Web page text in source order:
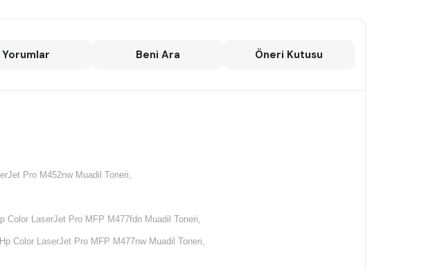
Yorumlar Beni Ara Öneri Kutusu
Pro M452nw Muadil Toneri,
Color LaserJet Pro MFP M477fdn Muadil Toneri,
Hp Color LaserJet Pro MFP M477nw Muadil Toneri,